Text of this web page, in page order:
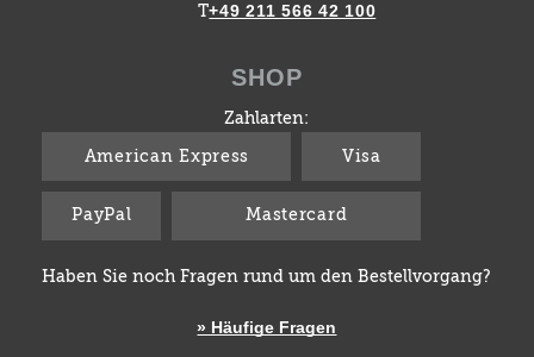
T+49 211 566 42 100
SHOP
Zahlarten:
American Express Visa
PayPal Mastercard
Haben Sie noch Fragen rund um den Bestellvorgang?
» Häufige Fragen